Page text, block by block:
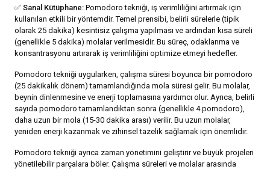
✅ Sanal Kütüphane: Pomodoro tekniği, iş verimliliğini artırmak için
kullanılan etkili bir yöntemdir. Temel prensibi, belirli sürelerle (tipik
olarak 25 dakika) kesintisiz çalışma yapılması ve ardından kısa süreli
(genellikle 5 dakika) molalar verilmesidir. Bu süreç, odaklanma ve
konsantrasyonu artırarak iş verimliliğini optimize etmeyi hedefler.
Pomodoro tekniği uygularken, çalışma süresi boyunca bir pomodoro
(25 dakikalık dönem) tamamlandığında mola süresi gelir. Bu molalar,
beynin dinlenmesine ve enerji toplamasına yardımcı olur. Ayrıca, belirli
sayıda pomodoro tamamlandıktan sonra (genellikle 4 pomodoro),
daha uzun bir mola (15-30 dakika arası) verilir. Bu uzun molalar,
yeniden enerji kazanmak ve zihinsel tazelik sağlamak için önemlidir.
Pomodoro tekniği ayrıca zaman yönetimini geliştirir ve büyük projeleri
yönetilebilir parçalara böler. Çalışma süreleri ve molalar arasında